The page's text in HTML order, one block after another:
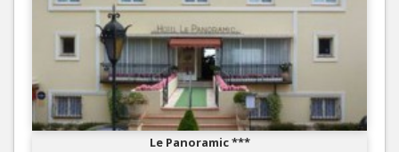
Le Panoramic ***